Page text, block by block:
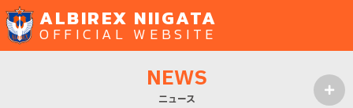
ALBIREX NIIGATA
OFFICIAL WEBSITE
NEWS
ニュース